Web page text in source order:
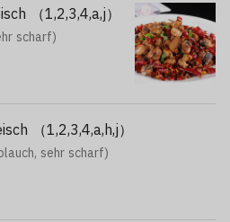
（1,2,3,4,a,j）
scharf)
（1,2,3,4,a,h,j）
sehr scharf)